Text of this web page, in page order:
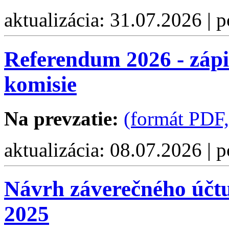
aktualizácia: 31.07.2026 |
Referendum 2026 -
komisie
Na prevzatie: (formát
aktualizácia: 08.07.2026 |
Návrh záverečného
2025